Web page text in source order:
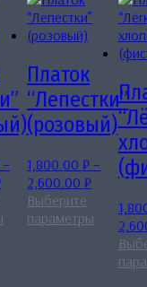
–
Диапазон
1,800.00 ₽
Этот
Платок
“Лепестки”
(розовый)
1,800.00₽ –
2,600.00₽
1,800.00
Выберите
параметры Этот
товар
имеет